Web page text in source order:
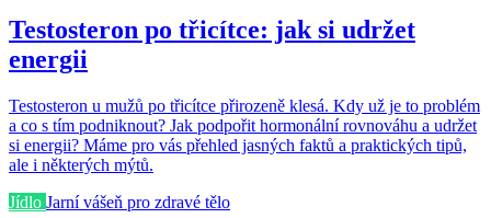
Testosteron po třicítce: jak si udržet
energii
Testosteron u mužů po třicítce přirozeně klesá. Kdy už je to problém
a co s tím podniknout? Jak podpořit hormonální rovnováhu a udržet
si energii? Máme pro vás přehled jasných faktů a praktických tipů,
ale i některých mýtů.
Jídlo Jarní vášeň pro zdravé tělo